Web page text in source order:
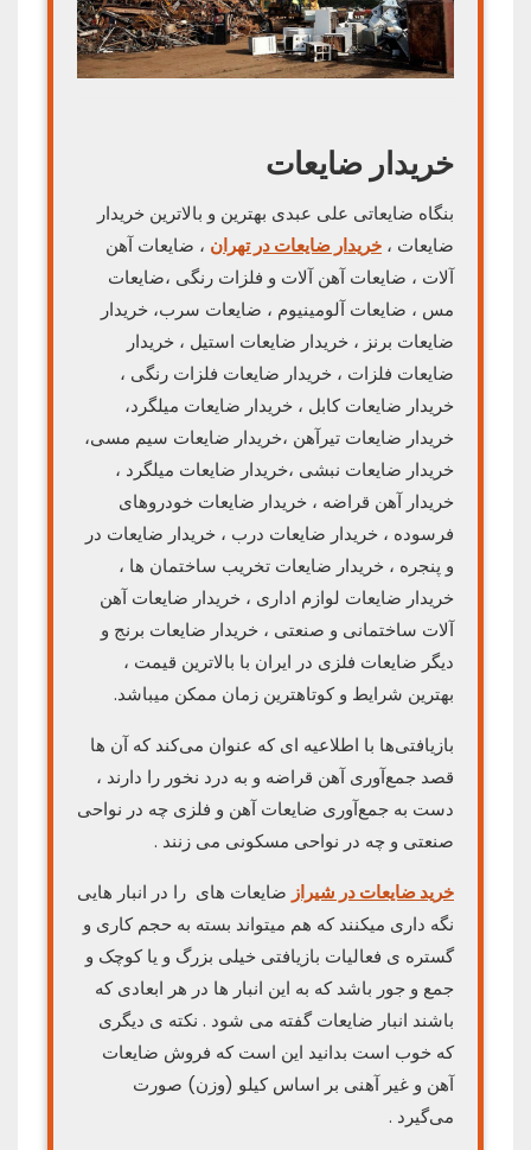
خریدار ضایعات
بنگاه ضایعاتی علی عبدی بهترین و بالاترین خریدار
ضایعات ، خریدار ضایعات در تهران ، ضایعات آهن
آلات ، ضایعات آهن آلات و فلزات رنگی ،ضایعات
مس ، ضایعات آلومینیوم ، ضایعات سرب، خریدار
ضایعات برنز ، خریدار ضایعات استیل ، خریدار
ضایعات فلزات ، خریدار ضایعات فلزات رنگی ،
خریدار ضایعات کابل ، خریدار ضایعات میلگرد،
خریدار ضایعات تیرآهن ،خریدار ضایعات سیم مسی،
خریدار ضایعات نبشی ،خریدار ضایعات میلگرد ،
خریدار آهن قراضه ، خریدار ضایعات خودروهای
فرسوده ، خریدار ضایعات درب ، خریدار ضایعات در
و پنجره ، خریدار ضایعات تخریب ساختمان ها ،
خریدار ضایعات لوازم اداری ، خریدار ضایعات آهن
آلات ساختمانی و صنعتی ، خریدار ضایعات برنج و
دیگر ضایعات فلزی در ایران با بالاترین قیمت ،
بهترین شرایط و کوتاهترین زمان ممکن میباشد.
بازیافتی‌ها با اطلاعیه‌ ای که عنوان می‌کند که آن ها
قصد جمع‌آوری آهن قراضه و به درد نخور را دارند ،
دست به جمع‌آوری ضایعات آهن و فلزی چه در نواحی
صنعتی و چه در نواحی مسکونی می ‌زنند .
خرید ضایعات در شیراز ضایعات های را در انبار هایی
نگه داری میکنند که هم میتواند بسته به حجم کاری و
گستره ی فعالیات بازیافتی خیلی بزرگ و یا کوچک و
جمع و جور باشد که به این انبار ها در هر ابعادی که
باشند انبار ضایعات گفته می شود . نکته ی دیگری
که خوب است بدانید این است که فروش ضایعات
آهن و غیر آهنی بر اساس کیلو (وزن) صورت
می‌گیرد .